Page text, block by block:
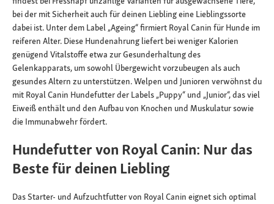
bei der mit Sicherheit auch für deinen Liebling eine Lieblingssorte
dabei ist. Unter dem Label „Ageing“ firmiert Royal Canin für Hunde im
reiferen Alter. Diese Hundenahrung liefert bei weniger Kalorien
genügend Vitalstoffe etwa zur Gesunderhaltung des
Gelenkapparats, um sowohl Übergewicht vorzubeugen als auch
gesundes Altern zu unterstützen. Welpen und Junioren verwöhnst du
mit Royal Canin Hundefutter der Labels „Puppy“ und „Junior“, das viel
Eiweiß enthält und den Aufbau von Knochen und Muskulatur sowie
die Immunabwehr fördert.
Hundefutter von Royal Canin: Nur das
Beste für deinen Liebling
Das Starter- und Aufzuchtfutter von Royal Canin eignet sich optimal